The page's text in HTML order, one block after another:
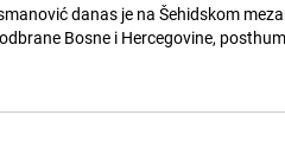
danas je na Šehidskom
Bosne i Hercegovine,